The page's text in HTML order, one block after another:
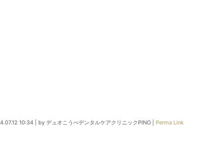
10:34| by デュオこうべデンタルケアクリニックPINO| Perma Link